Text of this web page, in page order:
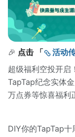
🎉 点击 「 活动
超级福利空投开启
TapTap纪念实体
万点券等惊喜福利
DIY你的TapTap